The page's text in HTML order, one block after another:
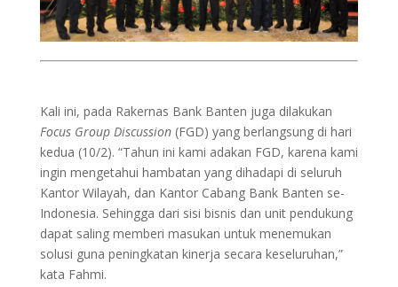
Kali ini, pada Rakernas Bank Banten juga dilakukan
Focus Group Discussion(FGD) yang berlangsung di hari
kedua (10/2). “Tahun ini kami adakan FGD, karena kami
ingin mengetahui hambatan yang dihadapi di seluruh
Kantor Wilayah, dan Kantor Cabang Bank Banten se-
Indonesia. Sehingga dari sisi bisnis dan unit pendukung
dapat saling memberi masukan untuk menemukan
solusi guna peningkatan kinerja secara keseluruhan,”
kata Fahmi.